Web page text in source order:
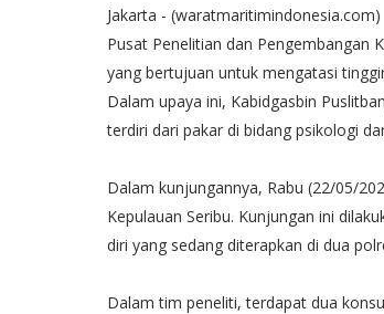
Jakarta - (waratmaritimindonesia.com)
Pusat Penelitian dan Pengembangan
yang bertujuan untuk mengatasi
Dalam upaya ini, Kabidgasbin
terdiri dari pakar di bidang psikologi
Dalam kunjungannya, Rabu (22/05/
Kepulauan Seribu. Kunjungan ini
diri yang sedang diterapkan di dua
Dalam tim peneliti, terdapat dua